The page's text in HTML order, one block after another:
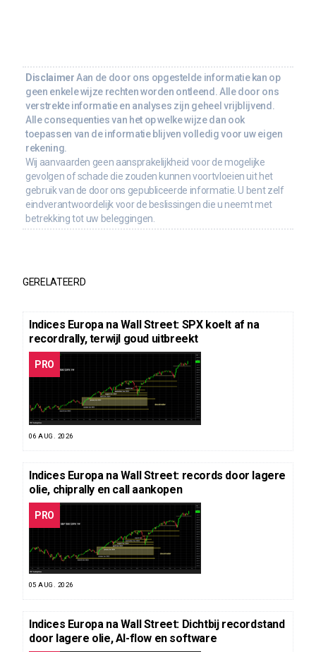
Disclaimer Aan de door ons opgestelde informatie kan op
geen enkele wijze rechten worden ontleend. Alle door ons
verstrekte informatie en analyses zijn geheel vrijblijvend.
Alle consequenties van het op welke wijze dan ook
toepassen van de informatie blijven volledig voor uw eigen
rekening.
Wij aanvaarden geen aansprakelijkheid voor de mogelijke
gevolgen of schade die zouden kunnen voortvloeien uit het
gebruik van de door ons gepubliceerde informatie. U bent zelf
eindverantwoordelijk voor de beslissingen die u neemt met
betrekking tot uw beleggingen.
GERELATEERD
Indices Europa na Wall Street: SPX koelt af na
recordrally, terwijl goud uitbreekt
PRO
06 AUG. 2026
Indices Europa na Wall Street: records door lagere
olie, chiprally en call aankopen
PRO
05 AUG. 2026
Indices Europa na Wall Street: Dichtbij recordstand
door lagere olie, AI-flow en software